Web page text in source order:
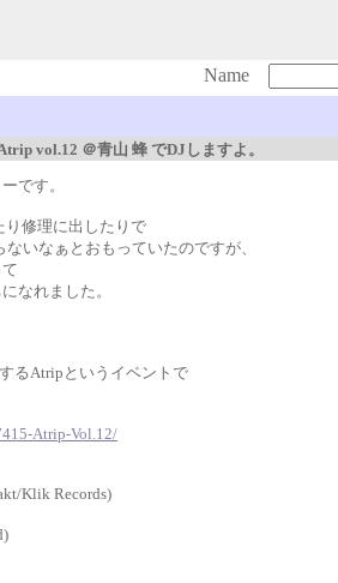
Name
vol.12 ＠青山 蜂 でDJしますよ。
です。
り修理に出したりで
いなぁとおもっていたのですが、
なれました。
るAtripというイベントで
Atrip-Vol.12/
Klik Records)